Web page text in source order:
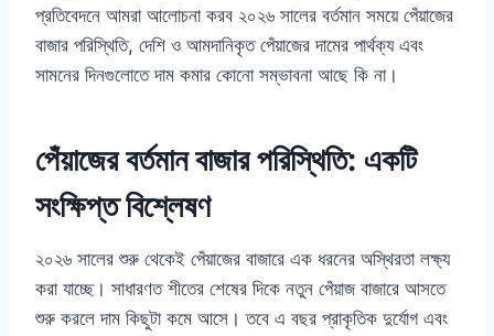
প্রতিবেদনে আমরা আলোচনা করব ২০২৬ সালের বর্তমান সময়ে পেঁয়াজের
বাজার পরিস্থিতি, দেশি ও আমদানিকৃত পেঁয়াজের দামের পার্থক্য এবং
সামনের দিনগুলোতে দাম কমার কোনো সম্ভাবনা আছে কি না।
পেঁয়াজের বর্তমান বাজার পরিস্থিতি: একটি
সংক্ষিপ্ত বিশ্লেষণ
২০২৬ সালের শুরু থেকেই পেঁয়াজের বাজারে এক ধরনের অস্থিরতা লক্ষ্য
করা যাচ্ছে। সাধারণত শীতের শেষের দিকে নতুন পেঁয়াজ বাজারে আসতে
শুরু করলে দাম কিছুটা কমে আসে। তবে এ বছর প্রাকৃতিক দুর্যোগ এবং